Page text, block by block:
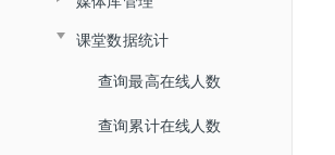
状态监控
查询直播间自动登录链接
关闭直播间
查询普通合流回放信息
删除文档
查询账户文档列表
查询直播间文档列表
上传视频
关联视频
取消关联视频
课堂数据统计
查询最高在线人数
查询累计在线人数